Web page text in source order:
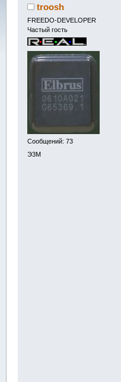
troosh
FREEDO-DEVELOPER
Частый гость
Сообщений: 73
Э3М